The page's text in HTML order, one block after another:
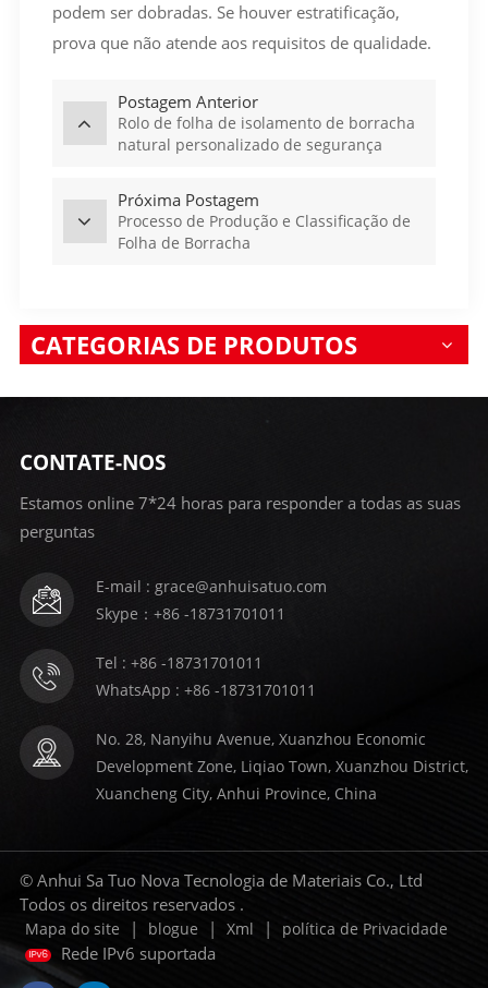
podem ser dobradas. Se houver estratificação,
prova que não atende aos requisitos de qualidade.
Postagem Anterior
Rolo de folha de isolamento de borracha
natural personalizado de segurança
Próxima Postagem
Processo de Produção e Classificação de
Folha de Borracha
CATEGORIAS DE PRODUTOS
CONTATE-NOS
Estamos online 7*24 horas para responder a todas as suas
perguntas
E-mail : grace@anhuisatuo.com
Skype：+86 -18731701011
Tel : +86 -18731701011
WhatsApp : +86 -18731701011
No. 28, Nanyihu Avenue, Xuanzhou Economic
Development Zone, Liqiao Town, Xuanzhou District,
Xuancheng City, Anhui Province, China
© Anhui Sa Tuo Nova Tecnologia de Materiais Co., Ltd
Todos os direitos reservados .
Mapa do site | blogue | Xml | política de Privacidade
Rede IPv6 suportada